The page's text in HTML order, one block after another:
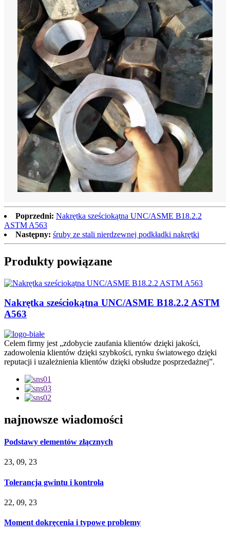
Poprzedni: Nakrętka sześciokątna UNC/ASME B18.2.2
ASTM A563
Następny: śruby ze stali nierdzewnej podkładki nakrętki
Produkty powiązane
Nakrętka sześciokątna UNC/ASME B18.2.2 ASTM
A563
Celem firmy jest „zdobycie zaufania klientów dzięki jakości,
zadowolenia klientów dzięki szybkości, rynku światowego dzięki
reputacji i uzależnienia klientów dzięki obsłudze posprzedażnej”.
najnowsze wiadomości
Podstawy elementów złącznych
23, 09, 23
Tolerancja gwintu i kontrola
22, 09, 23
Moment dokręcenia i typowe problemy